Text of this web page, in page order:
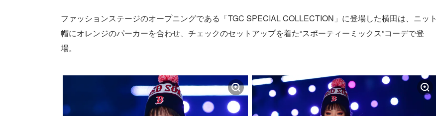
ファッションステージのオープニングである「TGC SPECIAL COLLECTION」に登場した横田は、ニット
帽にオレンジのパーカーを合わせ、チェックのセットアップを着た“スポーティーミックス”コーデで登
場。